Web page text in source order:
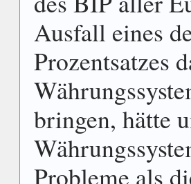
Ausfall eines
Prozentsatzes
bringen, hätte
Probleme als